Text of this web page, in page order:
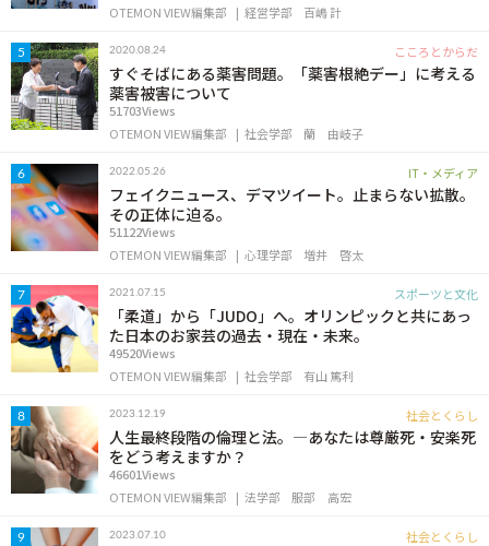
OTEMON VIEW編集部
経営学部 百嶋 計
5 2020.08.24 こころとからだ
すぐそばにある薬害問題。「薬害根絶デー」に考える
薬害被害について
51703Views
OTEMON VIEW編集部
社会学部 蘭 由岐子
6 2022.05.26 IT・メディア
フェイクニュース、デマツイート。止まらない拡散。
その正体に迫る。
51122Views
OTEMON VIEW編集部
心理学部 増井 啓太
7 2021.07.15 スポーツと文化
「柔道」から「JUDO」へ。オリンピックと共にあっ
た日本のお家芸の過去・現在・未来。
49520Views
OTEMON VIEW編集部
社会学部 有山 篤利
8 2023.12.19 社会とくらし
人生最終段階の倫理と法。―あなたは尊厳死・安楽死
をどう考えますか？
46601Views
OTEMON VIEW編集部
法学部 服部 高宏
9 2023.07.10 社会とくらし